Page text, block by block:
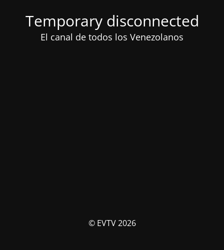
Temporary disconnected
El canal de todos los Venezolanos
© EVTV 2026